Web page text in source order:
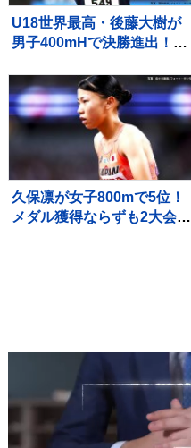
U18世界最高・後藤大樹が
男子400mHで決勝進出！49
でファイナルへ【U20世界
陸上】
久保凛が女子800mで5位！
メダル獲得ならずも2大会連